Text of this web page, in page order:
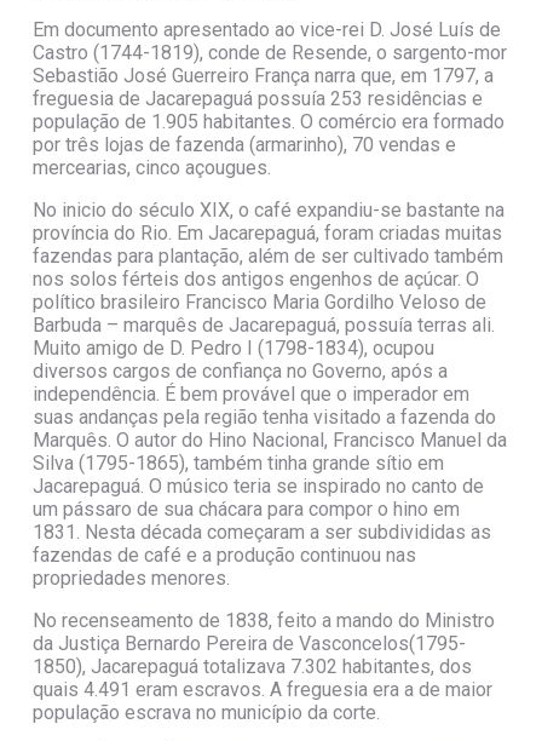
Em documento apresentado ao vice-rei D. José Luís de
Castro (1744-1819), conde de Resende, o sargento-mor
Sebastião José Guerreiro França narra que, em 1797, a
freguesia de Jacarepaguá possuía 253 residências e
população de 1.905 habitantes. O comércio era formado
por três lojas de fazenda (armarinho), 70 vendas e
mercearias, cinco açougues.
No inicio do século XIX, o café expandiu-se bastante na
província do Rio. Em Jacarepaguá, foram criadas muitas
fazendas para plantação, além de ser cultivado também
nos solos férteis dos antigos engenhos de açúcar. O
político brasileiro Francisco Maria Gordilho Veloso de
Barbuda – marquês de Jacarepaguá, possuía terras ali.
Muito amigo de D. Pedro I (1798-1834), ocupou
diversos cargos de confiança no Governo, após a
independência. É bem provável que o imperador em
suas andanças pela região tenha visitado a fazenda do
Marquês. O autor do Hino Nacional, Francisco Manuel da
Silva (1795-1865), também tinha grande sítio em
Jacarepaguá. O músico teria se inspirado no canto de
um pássaro de sua chácara para compor o hino em
1831. Nesta década começaram a ser subdivididas as
fazendas de café e a produção continuou nas
propriedades menores.
No recenseamento de 1838, feito a mando do Ministro
da Justiça Bernardo Pereira de Vasconcelos(1795-
1850), Jacarepaguá totalizava 7.302 habitantes, dos
quais 4.491 eram escravos. A freguesia era a de maior
população escrava no município da corte.